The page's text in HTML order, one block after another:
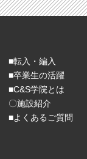
■転入・編入
■卒業生の活躍
■C&S学院とは
〇施設紹介
■よくあるご質問